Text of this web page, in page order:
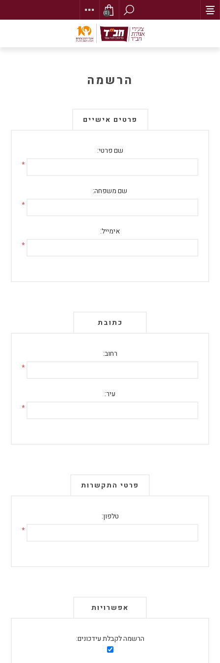
(0)
הרשמה
פרטים אישיים
שם פרטי:
*
שם משפחה:
*
אימייל:
*
כתובת
רחוב:
*
עיר:
*
פרטי התקשרות
טלפון:
*
אפשרויות
הרשמה לקבלת עידכונים: